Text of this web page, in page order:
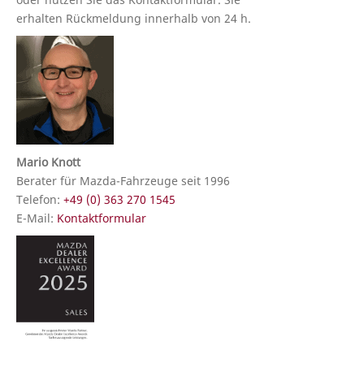
erhalten Rückmeldung innerhalb von 24 h.
Mario Knott
Berater für Mazda-Fahrzeuge seit 1996
Telefon: +49 (0) 363 270 1545
E-Mail: Kontaktformular